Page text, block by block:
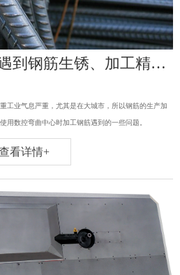
使用数控弯曲中心遇到钢筋生锈、加工精确度问题时该如何解决？
工业气息严重，尤其是在大城市，所以钢筋的生产加
用数控弯曲中心时加工钢筋遇到的一些问题。
看详情+